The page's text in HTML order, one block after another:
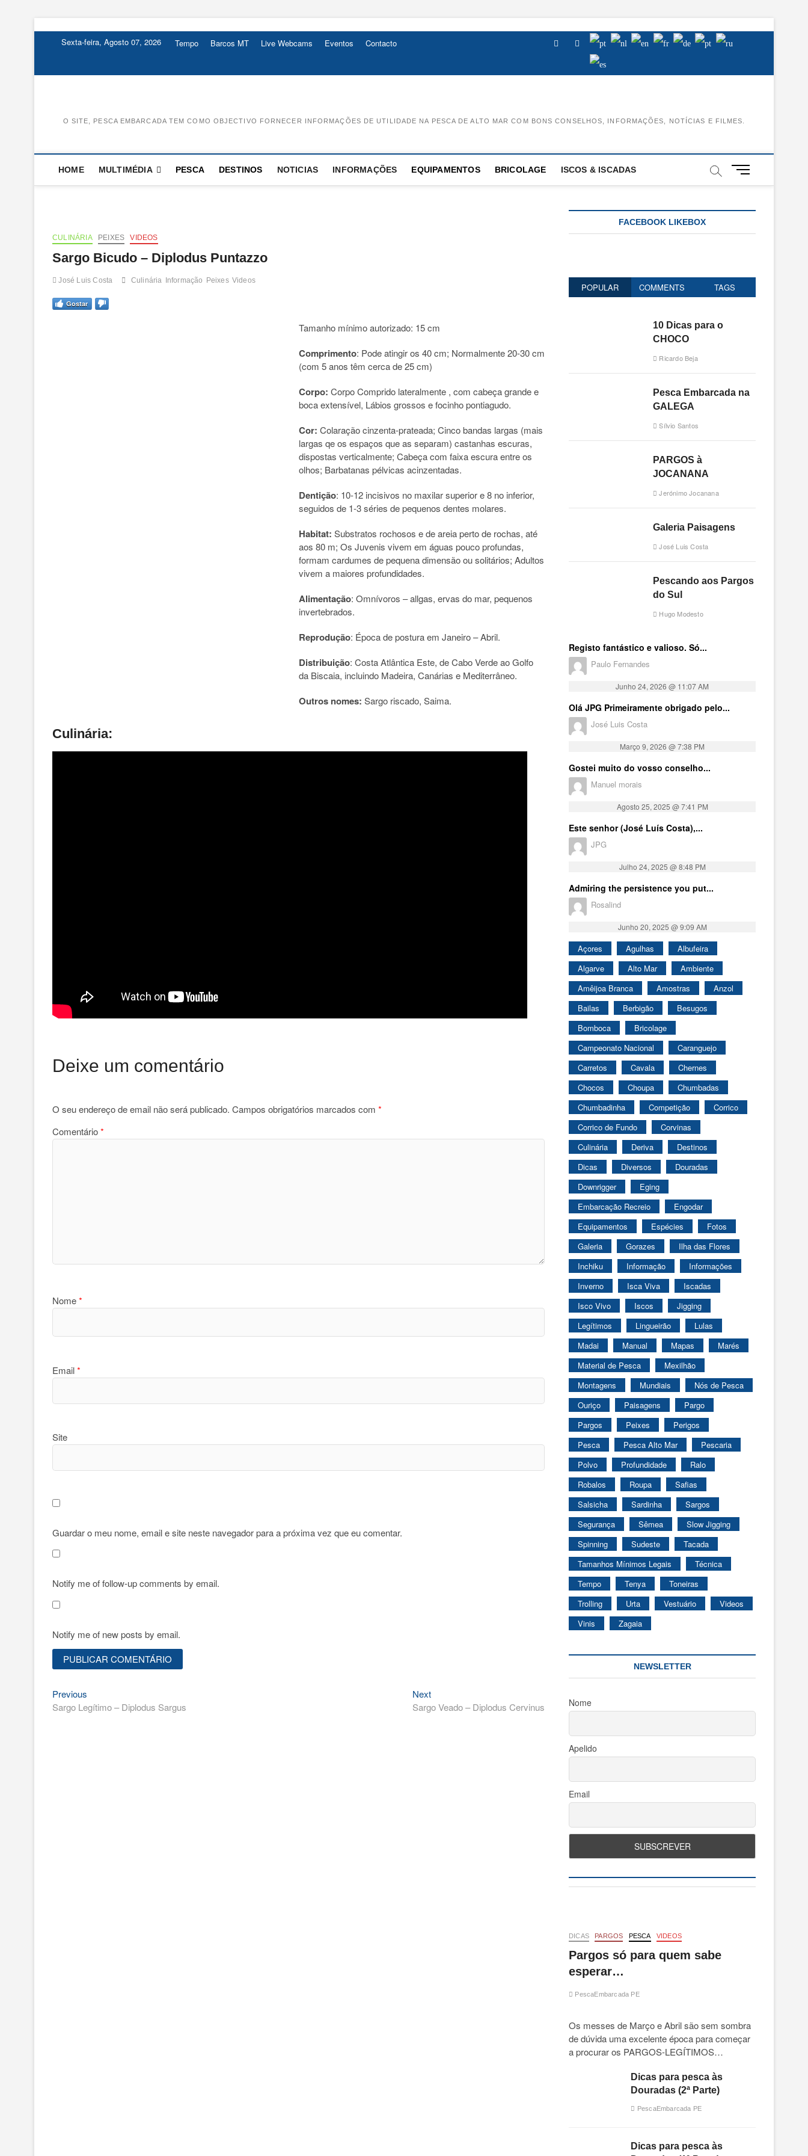
Sexta-feira, Agosto 07, 2026 Tempo Barcos MT Live Webcams Eventos Contacto FacebookInstagramYoutube
O SITE, PESCA EMBARCADA TEM COMO OBJECTIVO FORNECER INFORMAÇÕES DE UTILIDADE NA PESCA DE ALTO MAR COM BONS CONSELHOS, INFORMAÇÕES, NOTÍCIAS E FILMES.
HOME MULTIMÉDIA PESCA DESTINOS NOTICIAS INFORMAÇÕES EQUIPAMENTOS BRICOLAGE ISCOS & ISCADAS
M
u
u
o
CULINÁRIA PEIXES VIDEOS
Sargo Bicudo – Diplodus Puntazzo
José Luis Costa Culinária Informação Peixes Videos
Gostar
Tamanho mínimo autorizado: 15 cm
Comprimento: Pode atingir os 40 cm; Normalmente 20-30 cm
(com 5 anos têm cerca de 25 cm)
Corpo: Corpo Comprido lateralmente , com cabeça grande e
boca extensível, Lábios grossos e focinho pontiagudo.
Cor: Colaração cinzenta-prateada; Cinco bandas largas (mais
largas qe os espaços que as separam) castanhas escuras,
dispostas verticalmente; Cabeça com faixa escura entre os
olhos; Barbatanas pélvicas acinzentadas.
Dentição: 10-12 incisivos no maxilar superior e 8 no inferior,
seguidos de 1-3 séries de pequenos dentes molares.
Habitat: Substratos rochosos e de areia perto de rochas, até
aos 80 m; Os Juvenis vivem em águas pouco profundas,
formam cardumes de pequena dimensão ou solitários; Adultos
vivem a maiores profundidades.
Alimentação: Omnívoros – allgas, ervas do mar, pequenos
invertebrados.
Reprodução: Época de postura em Janeiro – Abril.
Distribuição: Costa Atlântica Este, de Cabo Verde ao Golfo
da Biscaia, incluindo Madeira, Canárias e Mediterrâneo.
Outros nomes: Sargo riscado, Saima.
Culinária:
Deixe um comentário
O seu endereço de email não será publicado. Campos obrigatórios marcados com *
Comentário*
Nome*
Email*
Site
Guardar o meu nome, email e site neste navegador para a próxima vez que eu comentar.
Notify me of follow-up comments by email.
Notify me of new posts by email.
Navegação
de
Previous
post:
Sargo Legítimo – Diplodus Sargus
NextNext
post:
Sargo Veado – Diplodus Cervinus
FACEBOOK LIKEBOX
POPULAR COMMENTS TAGS
10 Dicas para o
CHOCO
Ricardo Beja
Pesca Embarcada na
GALEGA
Sílvio Santos
PARGOS à
JOCANANA
Jerónimo Jocanana
Galeria Paisagens
José Luis Costa
Pescando aos Pargos
do Sul
Hugo Modesto
Registo fantástico e valioso. Só...
Paulo Fernandes
Junho 24, 2026 @ 11:07 AM
Olá JPG Primeiramente obrigado pelo...
José Luis Costa
Março 9, 2026 @ 7:38 PM
Gostei muito do vosso conselho...
Manuel morais
Agosto 25, 2025 @ 7:41 PM
Este senhor (José Luís Costa),...
JPG
Julho 24, 2025 @ 8:48 PM
Admiring the persistence you put...
Rosalind
Junho 20, 2025 @ 9:09 AM
Açores Agulhas
Albufeira
Algarve
Alto Mar
Ambiente
Amêijoa Branca
Amostras
Anzol
Bailas
Berbigão
Besugos
Bomboca
Bricolage
Campeonato Nacional
Caranguejo
Carretos
Cavala
Chernes
Chocos
Choupa
Chumbadas
Chumbadinha
Competição
Corrico
Corrico de Fundo
Corvinas
Culinária
Deriva
Destinos
Dicas
Diversos
Douradas
Downrigger
Eging
Embarcação Recreio
Engodar
Equipamentos
Espécies
Fotos
Galeria
Gorazes
Ilha das Flores
Inchiku
Informação
Informações
Inverno
Isca Viva
Iscadas
Isco Vivo
Iscos
Jigging
Legítimos
Lingueirão
Lulas
Madai
Manual Mapas
Marés
Material de Pesca
Mexilhão
Montagens
Mundiais
Nós de Pesca
Ouriço
Paisagens
Pargo
Pargos
Peixes
Perigos
Pesca
Pesca Alto Mar
Pescaria
Polvo
Profundidade
Ralo
Robalos
Roupa
Safias
Salsicha
Sardinha
Sargos
Segurança
Sêmea
Slow Jigging
Spinning
Sudeste
Tacada
Tamanhos Mínimos Legais
Técnica
Tempo
Tenya
Toneiras
Trolling
Urta Vestuário
Videos
Vinis
Zagaia
NEWSLETTER
Nome
Apelido
Email
DICAS PARGOS PESCA VIDEOS
Pargos só para quem sabe
esperar…
PescaEmbarcada PE
Os messes de Março e Abril são sem sombra
de dúvida uma excelente época para começar
a procurar os PARGOS-LEGÍTIMOS…
Dicas para pesca às
Douradas (2ª Parte)
PescaEmbarcada PE
Dicas para pesca às